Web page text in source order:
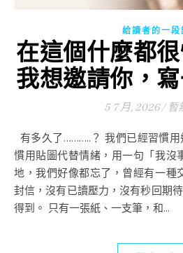
給讀者的一段
在這個什麼都很
我想邀請你，
5 7 月, 2026 / 暫
有多久了………..？ 我們已經習慣用幾秒鐘回覆一則訊息，習
慣用貼圖代替情緒，用一句「我沒
地，我們好像都忘了，曾經有一種
封信，沒有已讀壓力，沒有秒回期
得到。 只有一張紙、一支筆，和...